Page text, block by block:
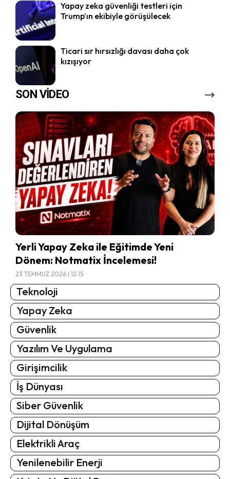
Yapay zeka güvenliği testleri için
Trump’ın ekibiyle görüşülecek
Ticari sır hırsızlığı davası daha çok
kızışıyor
SON VİDEO
Yerli Yapay Zeka ile Eğitimde Yeni
Dönem: Notmatix İncelemesi!
23 TEMMUZ 2026 | 12:15
Teknoloji
Yapay Zeka
Güvenlik
Yazılım Ve Uygulama
Girişimcilik
İş Dünyası
Siber Güvenlik
Dijital Dönüşüm
Elektrikli Araç
Yenilenebilir Enerji